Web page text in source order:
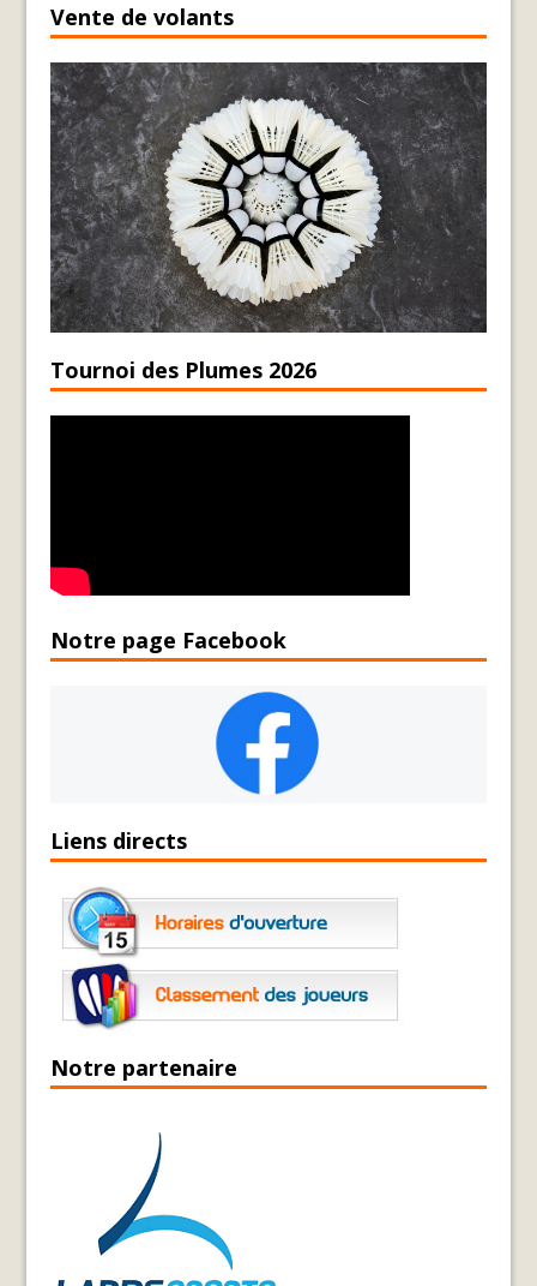
Vente de volants
Tournoi des Plumes 2026
Notre page Facebook
Liens directs
Notre partenaire